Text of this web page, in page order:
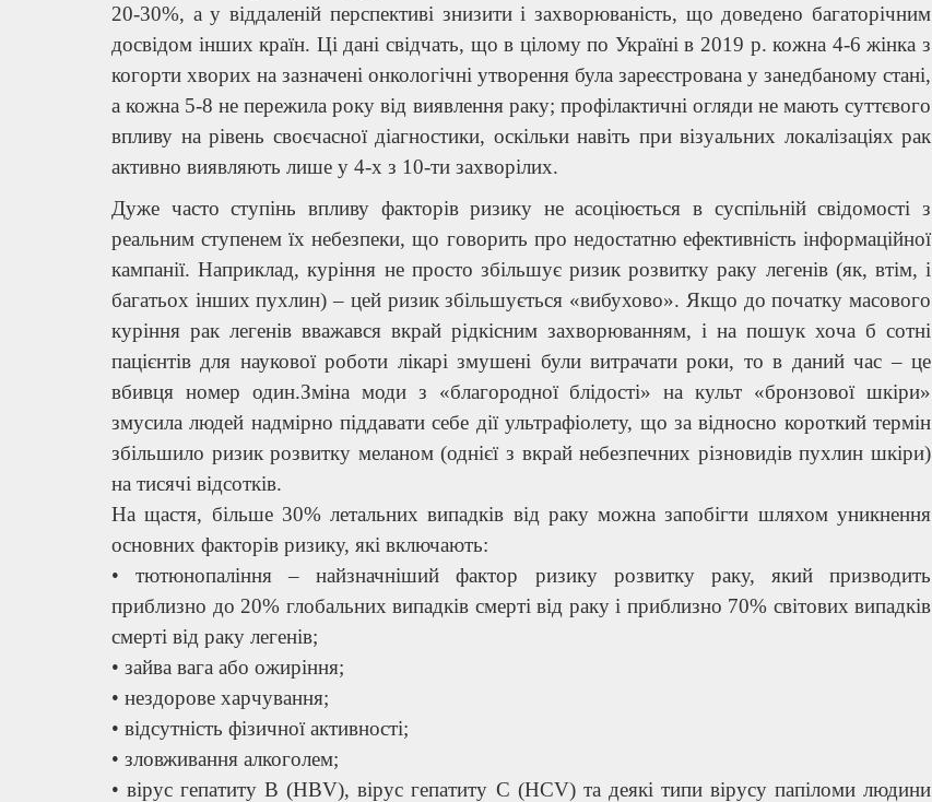
20-30%, а у віддаленій перспективі знизити і захворюваність, що доведено багаторічним
досвідом інших країн. Ці дані свідчать, що в цілому по Україні в 2019 р. кожна 4-6 жінка з
когорти хворих на зазначені онкологічні утворення була зареєстрована у занедбаному стані,
а кожна 5-8 не пережила року від виявлення раку; профілактичні огляди не мають суттєвого
впливу на рівень своєчасної діагностики, оскільки навіть при візуальних локалізаціях рак
активно виявляють лише у 4-х з 10-ти захворілих.
Дуже часто ступінь впливу факторів ризику не асоціюється в суспільній свідомості з
реальним ступенем їх небезпеки, що говорить про недостатню ефективність інформаційної
кампанії. Наприклад, куріння не просто збільшує ризик розвитку раку легенів (як, втім, і
багатьох інших пухлин) – цей ризик збільшується «вибухово». Якщо до початку масового
куріння рак легенів вважався вкрай рідкісним захворюванням, і на пошук хоча б сотні
пацієнтів для наукової роботи лікарі змушені були витрачати роки, то в даний час – це
вбивця номер один.Зміна моди з «благородної блідості» на культ «бронзової шкіри»
змусила людей надмірно піддавати себе дії ультрафіолету, що за відносно короткий термін
збільшило ризик розвитку меланом (однієї з вкрай небезпечних різновидів пухлин шкіри)
на тисячі відсотків.
На щастя, більше 30% летальних випадків від раку можна запобігти шляхом уникнення
основних факторів ризику, які включають:
• тютюнопаління – найзначніший фактор ризику розвитку раку, який призводить
приблизно до 20% глобальних випадків смерті від раку і приблизно 70% світових випадків
смерті від раку легенів;
• зайва вага або ожиріння;
• нездорове харчування;
• відсутність фізичної активності;
• зловживання алкоголем;
• вірус гепатиту В (HBV), вірус гепатиту С (HCV) та деякі типи вірусу папіломи людини